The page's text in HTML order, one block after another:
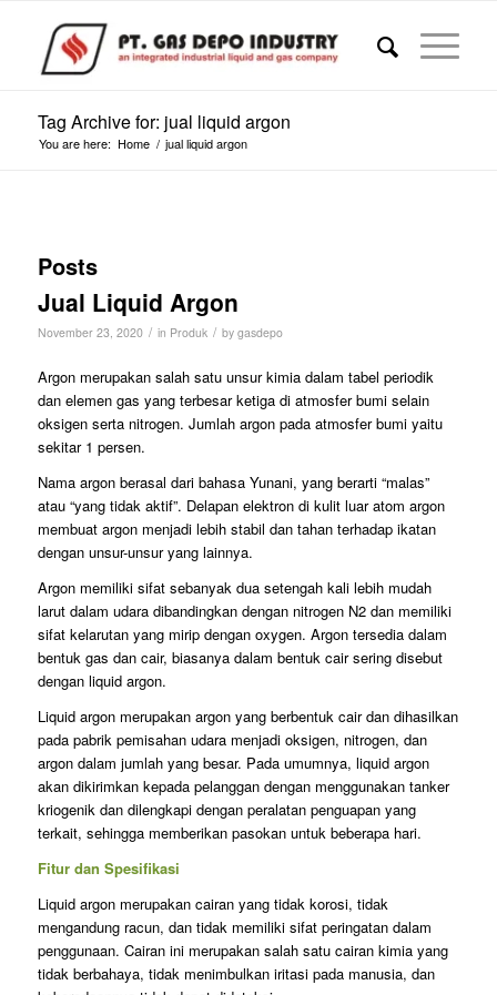
Tag Archive for: jual liquid argon
You are here: Home / jual liquid argon
Posts
Jual Liquid Argon
November 23, 2020 / in Produk / by gasdepo
Argon merupakan salah satu unsur kimia dalam tabel periodik
dan elemen gas yang terbesar ketiga di atmosfer bumi selain
oksigen serta nitrogen. Jumlah argon pada atmosfer bumi yaitu
sekitar 1 persen.
Nama argon berasal dari bahasa Yunani, yang berarti “malas”
atau “yang tidak aktif”. Delapan elektron di kulit luar atom argon
membuat argon menjadi lebih stabil dan tahan terhadap ikatan
dengan unsur-unsur yang lainnya.
Argon memiliki sifat sebanyak dua setengah kali lebih mudah
larut dalam udara dibandingkan dengan nitrogen N2 dan memiliki
sifat kelarutan yang mirip dengan oxygen. Argon tersedia dalam
bentuk gas dan cair, biasanya dalam bentuk cair sering disebut
dengan liquid argon.
Liquid argon merupakan argon yang berbentuk cair dan dihasilkan
pada pabrik pemisahan udara menjadi oksigen, nitrogen, dan
argon dalam jumlah yang besar. Pada umumnya, liquid argon
akan dikirimkan kepada pelanggan dengan menggunakan tanker
kriogenik dan dilengkapi dengan peralatan penguapan yang
terkait, sehingga memberikan pasokan untuk beberapa hari.
Fitur dan Spesifikasi
Liquid argon merupakan cairan yang tidak korosi, tidak
mengandung racun, dan tidak memiliki sifat peringatan dalam
penggunaan. Cairan ini merupakan salah satu cairan kimia yang
tidak berbahaya, tidak menimbulkan iritasi pada manusia, dan